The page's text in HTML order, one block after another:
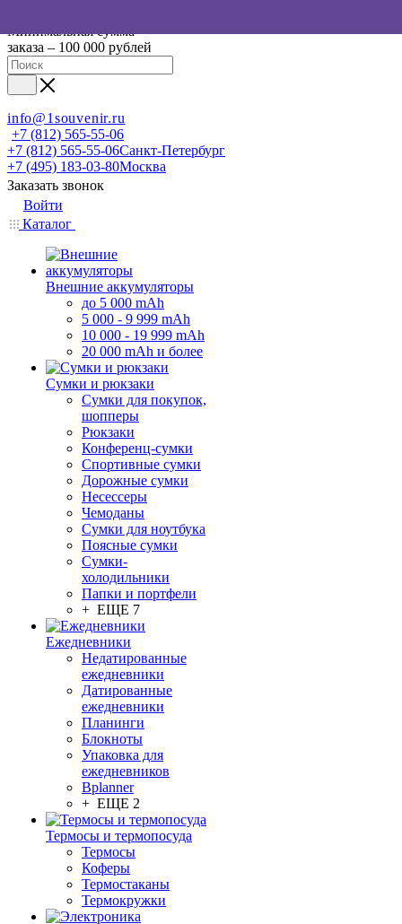
Минимальная сумма
заказа – 100 000 рублей
info@1souvenir.ru
+7 (812) 565-55-06
+7 (812) 565-55-06Санкт-Петербург
+7 (495) 183-03-80Москва
Заказать звонок
Войти
Каталог
Внешние аккумуляторы
до 5 000 mAh
5 000 - 9 999 mAh
10 000 - 19 999 mAh
20 000 mAh и более
Сумки и рюкзаки
Сумки для покупок,
шопперы
Рюкзаки
Конференц-сумки
Спортивные сумки
Дорожные сумки
Несессеры
Чемоданы
Сумки для ноутбука
Поясные сумки
Сумки-
холодильники
Папки и портфели
+ ЕЩЕ 7
Ежедневники
Недатированные
ежедневники
Датированные
ежедневники
Планинги
Блокноты
Упаковка для
ежедневников
Bplanner
+ ЕЩЕ 2
Термосы и термопосуда
Термосы
Коферы
Термостаканы
Термокружки